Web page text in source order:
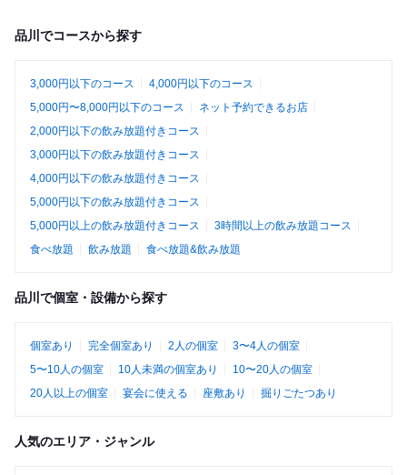
品川でコースから探す
3,000円以下のコース
4,000円以下のコース
5,000円〜8,000円以下のコース
ネット予約できるお店
2,000円以下の飲み放題付きコース
3,000円以下の飲み放題付きコース
4,000円以下の飲み放題付きコース
5,000円以下の飲み放題付きコース
5,000円以上の飲み放題付きコース
3時間以上の飲み放題コース
食べ放題
飲み放題 食べ放題&飲み放題
品川で個室・設備から探す
個室あり 完全個室あり 2人の個室
3〜4人の個室
5〜10人の個室
10人未満の個室あり
10〜20人の個室
20人以上の個室
宴会に使える 座敷あり 掘りごたつあり
人気のエリア・ジャンル